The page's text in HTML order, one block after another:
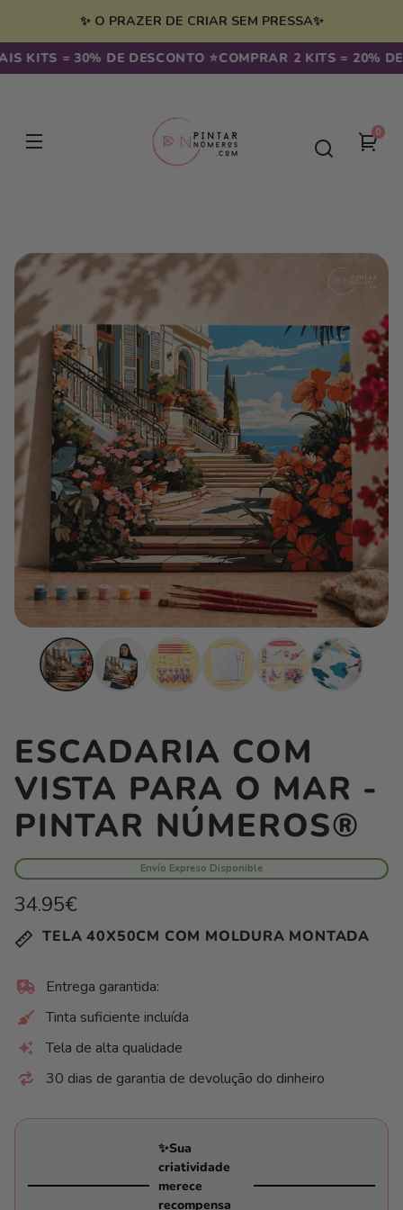
✨ O PRAZER DE CRIAR SEM PRESSA✨
= 30% DE DESCONTO ⭐️COMPRAR 2 KITS = 20% DE
seu
00
a
informação
produto
ESCADARIA COM
VISTA PARA O MAR -
PINTAR NÚMEROS®
Envío Expreso Disponible
Preço
normal
34.95€
Preço
unitário
por TELA 40X50CM COM MOLDURA MONTADA
Entrega garantida:
Tinta suficiente incluída
Tela de alta qualidade
30 dias de garantia de devolução do dinheiro
✨Sua
criatividade
merece
recompensa